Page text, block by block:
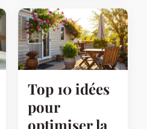
Top 10 idées
pour
optimiser la